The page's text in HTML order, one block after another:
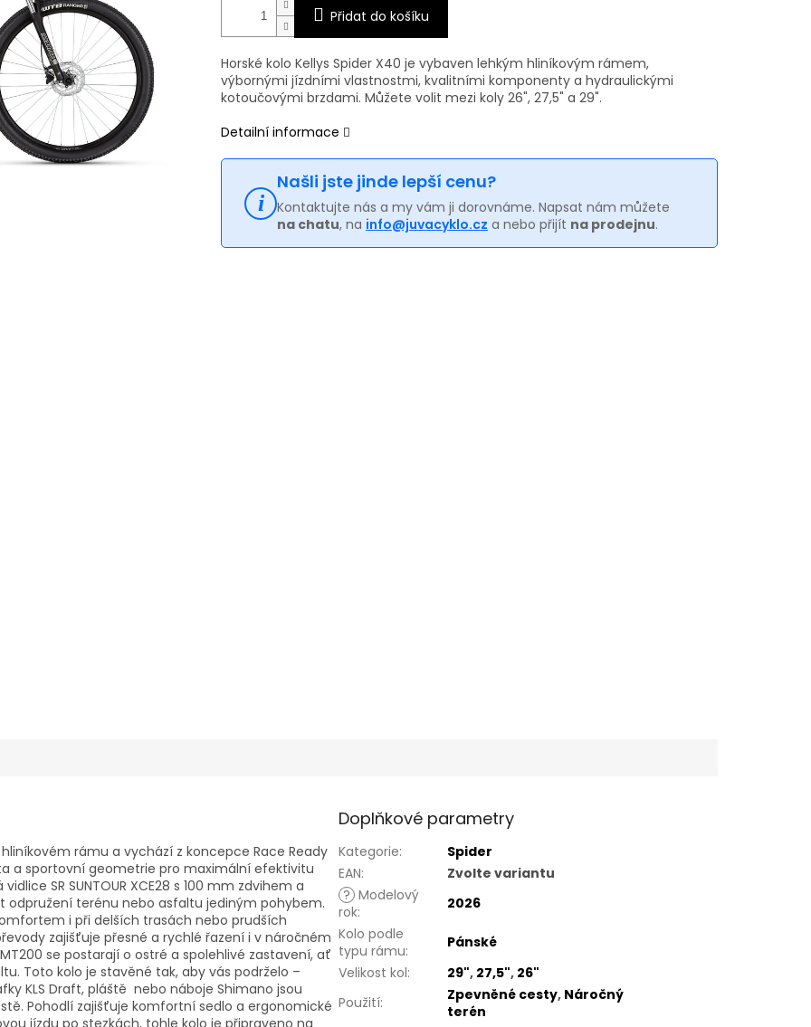
Přidat do košíku
Horské kolo Kellys Spider X40 je vybaven lehkým hliníkovým rámem,
výbornými jízdními vlastnostmi, kvalitními komponenty a hydraulickými
kotoučovými brzdami. Můžete volit mezi koly 26", 27,5" a 29".
Detailní informace
Našli jste jinde lepší cenu?
Kontaktujte nás a my vám ji dorovnáme. Napsat nám můžete
na chatu, na info@juvacyklo.cz a nebo přijít na prodejnu.
hliníkovém rámu a vychází z koncepce Race Ready
a sportovní geometrie pro maximální efektivitu
SR SUNTOUR XCE28 s 100 mm zdvihem a
odpružení terénu nebo asfaltu jediným pohybem.
i při delších trasách nebo prudších
zajišťuje přesné a rychlé řazení i v náročném
se postarají o ostré a spolehlivé zastavení, ať
Toto kolo je stavěné tak, aby vás podrželo –
KLS Draft, pláště nebo náboje Shimano jsou
Pohodlí zajišťuje komfortní sedlo a ergonomické
jízdu po stezkách, tohle kolo je připraveno na
Doplňkové parametry
Kategorie:
Spider
EAN:
Zvolte variantu
? Modelový
rok:
2026
Kolo podle
typu rámu:
Pánské
Velikost kol: 29", 27,5", 26"
Použití: Zpevněné cesty, Náročný
terén